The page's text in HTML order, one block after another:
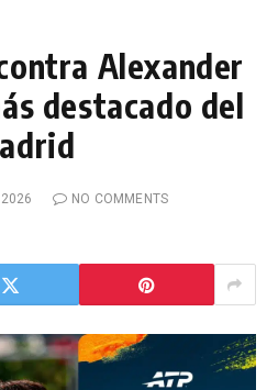
Alexander
destacado del
NO COMMENTS